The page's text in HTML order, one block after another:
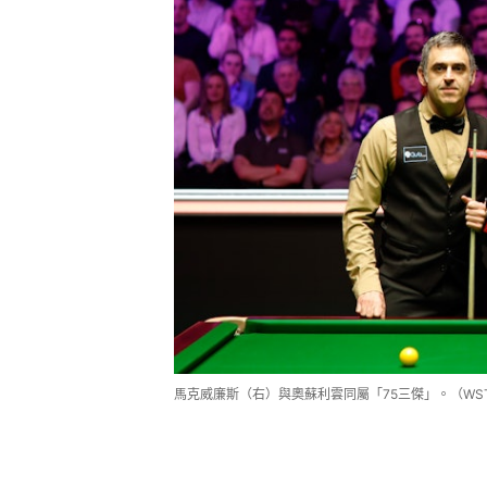
馬克威廉斯（右）與奧蘇利雲同屬「75三傑」。（